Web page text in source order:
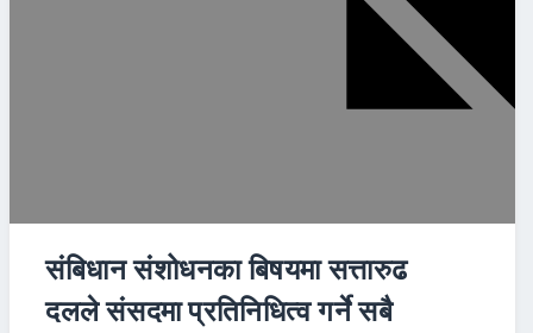
संबिधान संशोधनका बिषयमा सत्तारुढ
दलले संसदमा प्रतिनिधित्व गर्ने सबै